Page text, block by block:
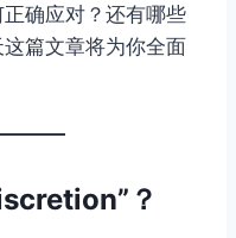
确应对？还有哪些
篇文章将为你全面
？